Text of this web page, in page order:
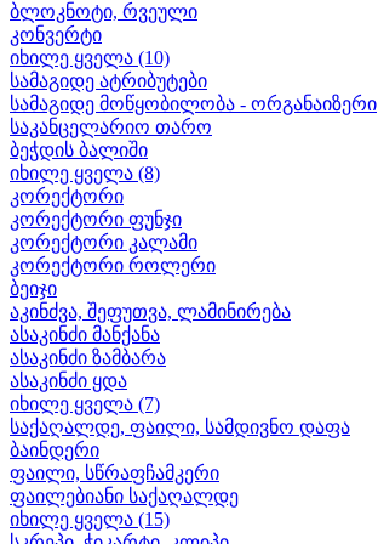
ბლოკნოტი, რვეული
კონვერტი
იხილე ყველა (10)
სამაგიდე ატრიბუტები
სამაგიდე მოწყობილობა - ორგანაიზერი
საკანცელარიო თარო
ბეჭდის ბალიში
იხილე ყველა (8)
კორექტორი
კორექტორი ფუნჯი
კორექტორი კალამი
კორექტორი როლერი
ბეიჯი
აკინძვა, შეფუთვა, ლამინირება
ასაკინძი მანქანა
ასაკინძი ზამბარა
ასაკინძი ყდა
იხილე ყველა (7)
საქაღალდე, ფაილი, სამდივნო დაფა
ბაინდერი
ფაილი, სწრაფჩამკერი
ფაილებიანი საქაღალდე
იხილე ყველა (15)